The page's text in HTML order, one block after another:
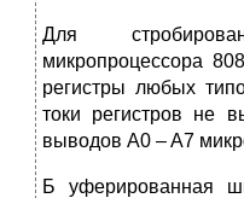
Для
микропроцессора
регистры любых
токи регистров не
выводов A0 – A7
Б уферированная